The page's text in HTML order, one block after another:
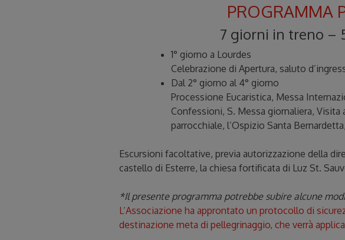
PROGRAMMA
7 giorni in treno –
1° giorno a Lourdes
Celebrazione di Apertura, saluto
Dal 2° giorno al 4° giorno
Processione Eucaristica, Messa
Confessioni, S. Messa giornaliera,
parrocchiale, l’Ospizio Santa
Escursioni facoltative, previa autorizzazione della
castello di Esterre, la chiesa fortificata di Luz St.
*Il presente programma potrebbe subire alcune
L’Associazione ha approntato un protocollo di
destinazione meta di pellegrinaggio, che verrà